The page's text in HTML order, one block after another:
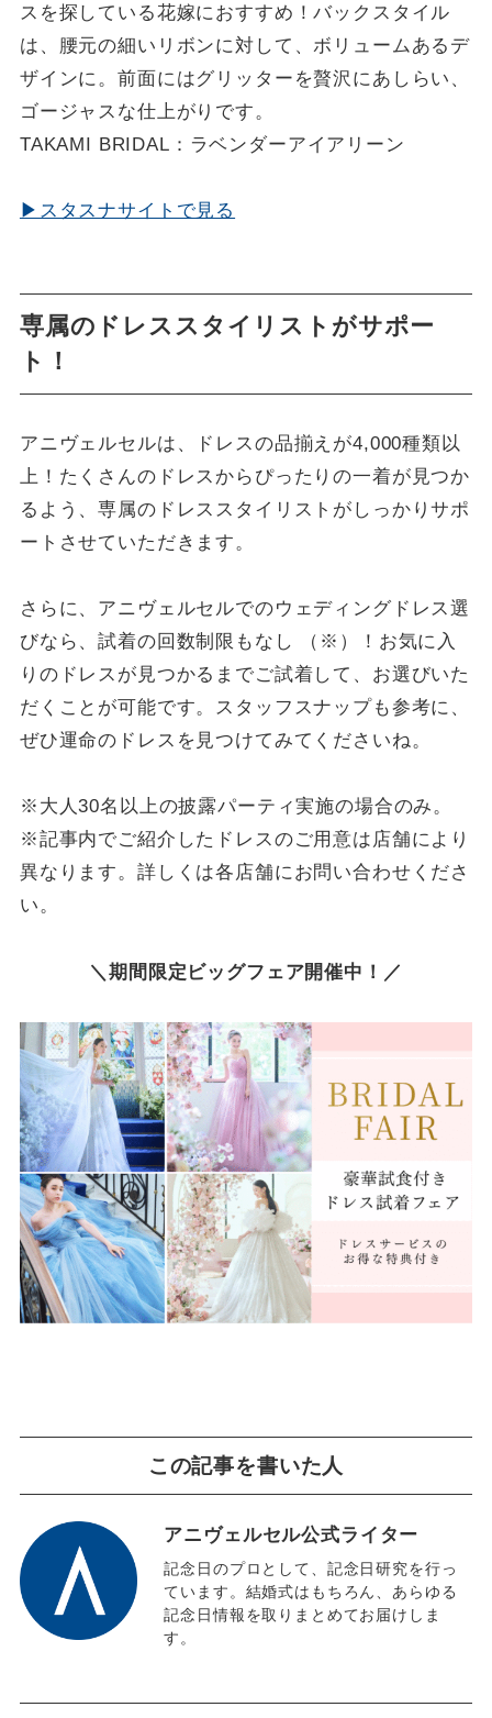
スを探している花嫁におすすめ！バックスタイル
は、腰元の細いリボンに対して、ボリュームあるデ
ザインに。前面にはグリッターを贅沢にあしらい、
ゴージャスな仕上がりです。
TAKAMI BRIDAL：ラベンダーアイアリーン
▶スタスナサイトで見る
専属のドレススタイリストがサポー
ト！
アニヴェルセルは、ドレスの品揃えが4,000種類以
上！たくさんのドレスからぴったりの一着が見つか
るよう、専属のドレススタイリストがしっかりサポ
ートさせていただきます。
さらに、アニヴェルセルでのウェディングドレス選
びなら、試着の回数制限もなし （※）！お気に入
りのドレスが見つかるまでご試着して、お選びいた
だくことが可能です。スタッフスナップも参考に、
ぜひ運命のドレスを見つけてみてくださいね。
※大人30名以上の披露パーティ実施の場合のみ。
※記事内でご紹介したドレスのご用意は店舗により
異なります。詳しくは各店舗にお問い合わせくださ
い。
＼期間限定ビッグフェア開催中！／
この記事を書いた人
アニヴェルセル公式ライター
記念日のプロとして、記念日研究を行っ
ています。結婚式はもちろん、あらゆる
記念日情報を取りまとめてお届けしま
す。